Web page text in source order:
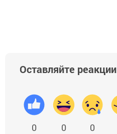
Оставляйте реакции
0 0 0